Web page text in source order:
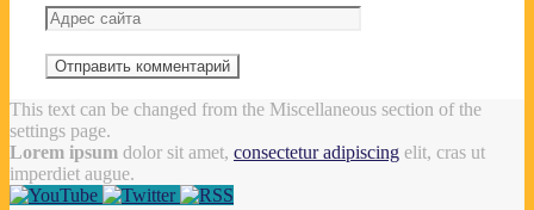
This text can be changed from the Miscellaneous section of the
settings page.
Lorem ipsum dolor sit amet, consectetur adipiscing elit, cras ut
imperdiet augue.